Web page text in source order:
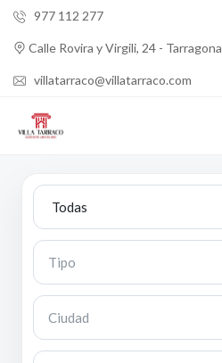
977 112 277
Calle Rovira y Virgili, 24 - Tarragona
villatarraco@villatarraco.com
Tipo
Ciudad